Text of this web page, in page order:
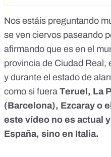
Nos estáis preguntando
se ven ciervos paseando
afirmando que es en el
provincia de Ciudad Real,
y durante el estado de
como si fuera Teruel, La
(Barcelona), Ezcaray o
este vídeo no es actual
España, sino en Italia.